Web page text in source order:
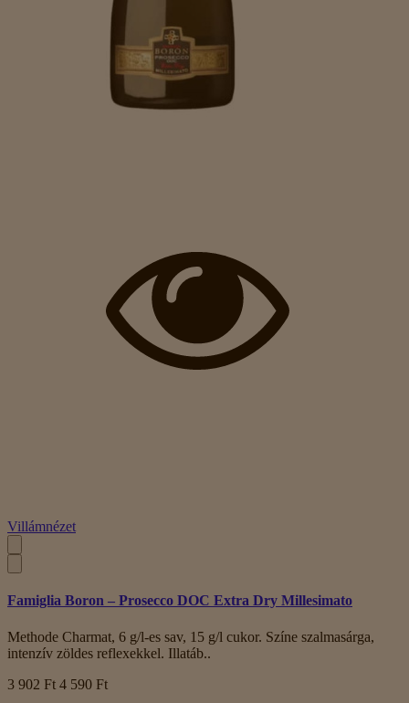
Villámnézet
Famiglia Boron – Prosecco DOC Extra Dry Millesimato
Methode Charmat, 6 g/l-es sav, 15 g/l cukor. Színe szalmasárga,
intenzív zöldes reflexekkel. Illatáb..
3 902 Ft 4 590 Ft